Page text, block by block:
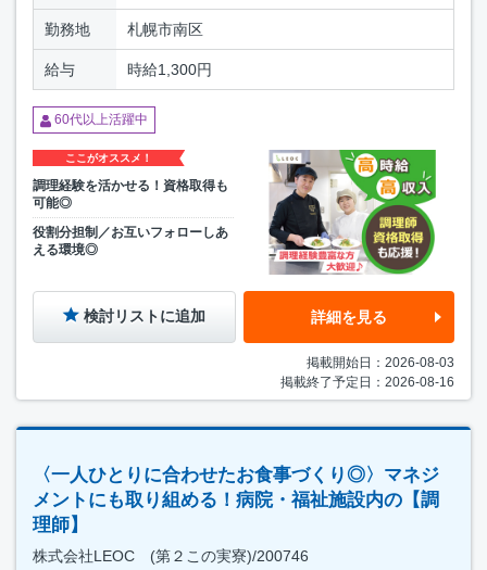
勤務地 札幌市南区
給与 時給1,300円
60代以上活躍中
ここがオススメ！
調理経験を活かせる！資格取得も
可能◎
役割分担制／お互いフォローしあ
える環境◎
検討リストに追加 詳細を見る
掲載開始日：2026-08-03
掲載終了予定日：2026-08-16
〈一人ひとりに合わせたお食事づくり◎〉マネジ
メントにも取り組める！病院・福祉施設内の【調
理師】
株式会社LEOC (第２この実寮)/200746